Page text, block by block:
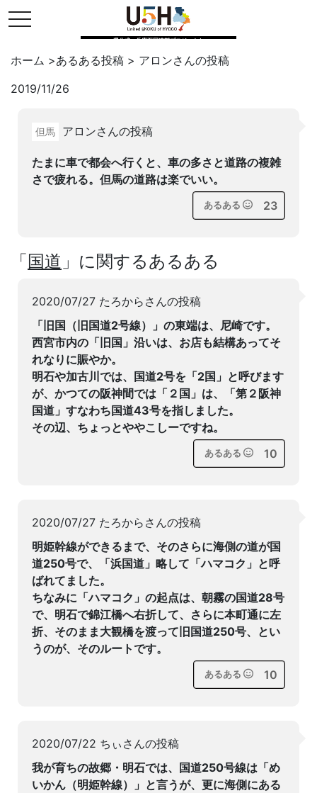
toggle navigation
県公式・兵庫五国連邦プロジェクト
ホーム >あるある投稿 > アロンさんの投稿
2019/11/26
但馬 アロンさんの投稿
たまに車で都会へ行くと、車の多さと道路の複雑
さで疲れる。但馬の道路は楽でいい。
あるある 23
「国道 」に関するあるある
2020/07/27 たろからさんの投稿
「旧国（旧国道2号線）」の東端は、尼崎です。
西宮市内の「旧国」沿いは、お店も結構あってそ
れなりに賑やか。
明石や加古川では、国道2号を「2国」と呼びます
が、かつての阪神間では「２国」は、「第２阪神
国道」すなわち国道43号を指しました。
その辺、ちょっとややこしーですね。
あるある 10
2020/07/27 たろからさんの投稿
明姫幹線ができるまで、そのさらに海側の道が国
道250号で、「浜国道」略して「ハマコク」と呼
ばれてました。
ちなみに「ハマコク」の起点は、朝霧の国道28号
で、明石で錦江橋へ右折して、さらに本町通に左
折、そのまま大観橋を渡って旧国道250号、とい
うのが、そのルートです。
あるある 10
2020/07/22 ちぃさんの投稿
我が育ちの故郷・明石では、国道250号線は「め
いかん（明姫幹線）」と言うが、更に海側にある